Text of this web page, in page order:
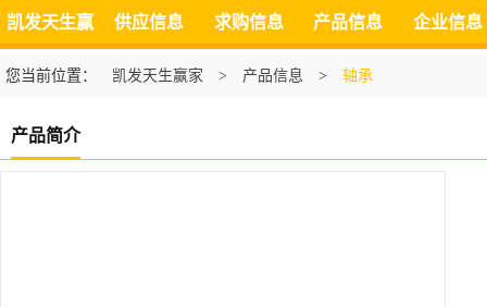
凯发天生赢
家
供应信息 求购信息 产品信息 企业信息
您当前位置： 凯发天生赢家 > 产品信息 > 轴承
产品简介